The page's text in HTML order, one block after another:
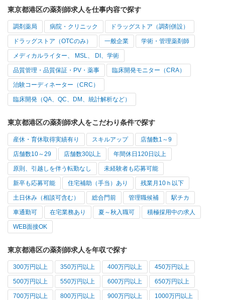
東京都港区の薬剤師求人を仕事内容で探す
調剤薬局 病院・クリニック ドラッグストア（調剤併設）
ドラッグストア（OTCのみ） 一般企業 学術・管理薬剤師
メディカルライター、 MSL、 DI、学術
品質管理・品質保証・PV・薬事 臨床開発モニター（CRA）
治験コーディネーター（CRC）
臨床開発（QA、QC、DM、統計解析など）
東京都港区の薬剤師求人をこだわり条件で探す
産休・育休取得実績有り スキルアップ 店舗数1～9
店舗数10～29 店舗数30以上 年間休日120日以上
原則、引越しを伴う転勤なし 未経験者も応募可能
新卒も応募可能 住宅補助（手当）あり 残業月10ｈ以下
土日休み（相談可含む） 総合門前 管理職候補 駅チカ
車通勤可 在宅業務あり 夏～秋入職可 積極採用中の求人
WEB面接OK
東京都港区の薬剤師求人を年収で探す
300万円以上 350万円以上 400万円以上 450万円以上
500万円以上 550万円以上 600万円以上 650万円以上
700万円以上 800万円以上 900万円以上 1000万円以上